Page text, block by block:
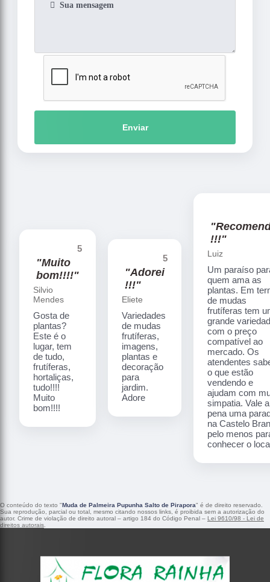
Enviar
5
"Muito
bom!!!!"
Silvio
Mendes
Gosta de
plantas?
Este é o
lugar, tem
de tudo,
frutíferas,
hortaliças,
tudo!!!!
Muito
bom!!!!
5
"Adorei
!!!"
Eliete
Variedades
de mudas
frutíferas,
imagens,
plantas e
decoração
para
jardim.
Adore
!!!"
Luiz
Um paraíso
quem ama as
plantas. Em
de mudas
frutíferas tem
grande
com o preço
compatível ao
mercado. Os
atendentes
o que estão
vendendo e
ajudam com
simpatia. Vale a
pena uma
na Castelo
pelo menos
conhecer o
O conteúdo do texto "Muda de Palmeira Pupunha Salto de Pirapora" é de direito reservado.
Sua reprodução, parcial ou total, mesmo citando nossos links, é proibida sem a autorização do
autor. Crime de violação de direito autoral – artigo 184 do Código Penal – Lei 9610/98 - Lei de
direitos autorais